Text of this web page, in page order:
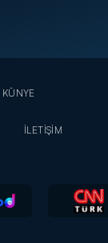
KÜNYE
İLETİŞİM